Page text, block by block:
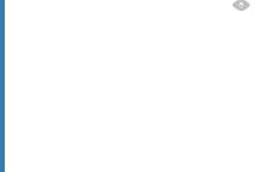
X